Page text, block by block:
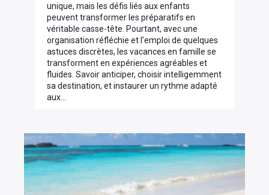
unique, mais les défis liés aux enfants
peuvent transformer les préparatifs en
véritable casse-tête. Pourtant, avec une
organisation réfléchie et l’emploi de quelques
astuces discrètes, les vacances en famille se
transforment en expériences agréables et
fluides. Savoir anticiper, choisir intelligemment
sa destination, et instaurer un rythme adapté
aux…